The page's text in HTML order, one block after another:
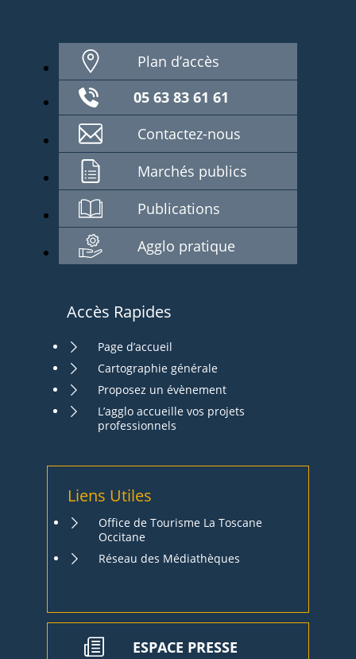
Plan d’accès
05 63 83 61 61
Contactez-nous
Marchés publics
Publications
Agglo pratique
Accès Rapides
Page d’accueil
Cartographie générale
Proposez un évènement
L’agglo accueille vos projets
professionnels
Liens Utiles
Office de Tourisme La Toscane
Occitane
Réseau des Médiathèques
ESPACE PRESSE